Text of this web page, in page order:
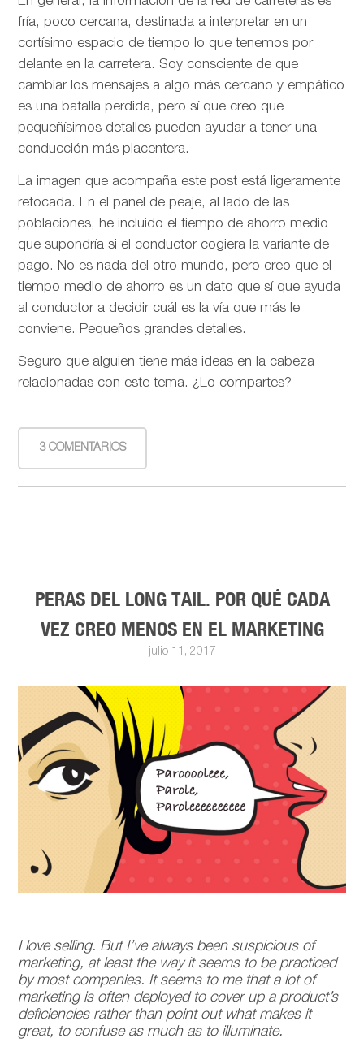
fría, poco cercana, destinada a interpretar en un
cortísimo espacio de tiempo lo que tenemos por
delante en la carretera. Soy consciente de que
cambiar los mensajes a algo más cercano y empático
es una batalla perdida, pero sí que creo que
pequeñísimos detalles pueden ayudar a tener una
conducción más placentera.
La imagen que acompaña este post está ligeramente
retocada. En el panel de peaje, al lado de las
poblaciones, he incluido el tiempo de ahorro medio
que supondría si el conductor cogiera la variante de
pago. No es nada del otro mundo, pero creo que el
tiempo medio de ahorro es un dato que sí que ayuda
al conductor a decidir cuál es la vía que más le
conviene. Pequeños grandes detalles.
Seguro que alguien tiene más ideas en la cabeza
relacionadas con este tema. ¿Lo compartes?
3 COMENTARIOS
PERAS DEL LONG TAIL. POR QUÉ CADA
VEZ CREO MENOS EN EL MARKETING
julio 11, 2017
I love selling. But I’ve always been suspicious of
marketing, at least the way it seems to be practiced
by most companies. It seems to me that a lot of
marketing is often deployed to cover up a product’s
deficiencies rather than point out what makes it
great, to confuse as much as to illuminate.